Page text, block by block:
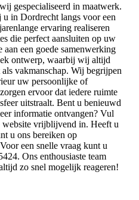
gespecialiseerd in maatwerk.
in Dordrecht langs voor een
ervaring realiseren
die perfect aansluiten op uw
een goede samenwerking
ontwerp, waarbij wij altijd
vakmanschap. Wij begrijpen
uw persoonlijke of
ervoor dat iedere ruimte
uitstraalt. Bent u benieuwd
informatie ontvangen? Vul
vrijblijvend in. Heeft u
u ons bereiken op
een snelle vraag kunt u
Ons enthousiaste team
zo snel mogelijk reageren!